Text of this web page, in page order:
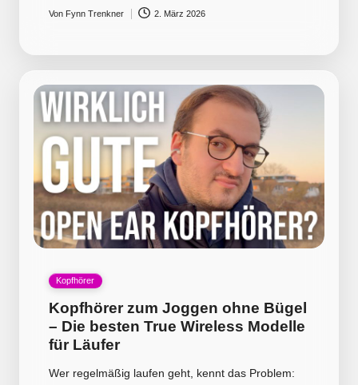
Posted
Von Fynn Trenkner 2. März 2026
Posted
Kopfhörer
Kopfhörer zum Joggen ohne Bügel
– Die besten True Wireless Modelle
für Läufer
Wer regelmäßig laufen geht, kennt das Problem: